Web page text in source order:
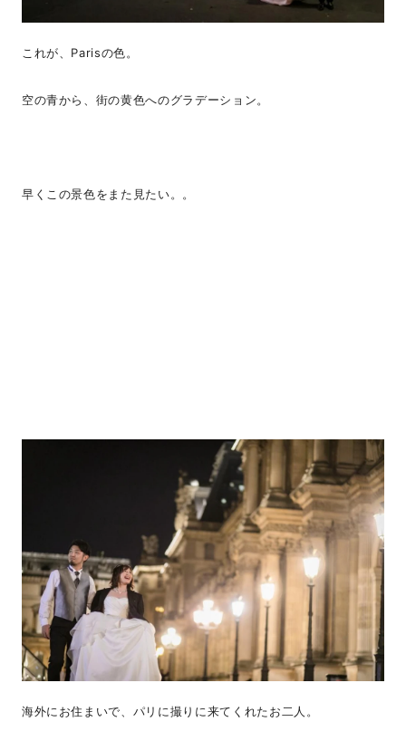
これが、Parisの色。
空の青から、街の黄色へのグラデーション。
早くこの景色をまた見たい。。
海外にお住まいで、パリに撮りに来てくれたお二人。